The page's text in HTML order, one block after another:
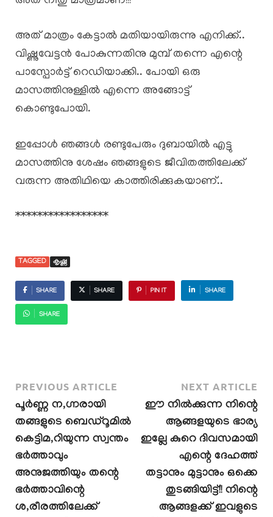
അത് മാത്രം കേട്ടാൽ മതിയായിരുന്നു എനിക്ക്..
വിഷ്ണുവേട്ടൻ പോകുന്നതിനു മുമ്പ് തന്നെ എന്റെ
പാസ്പോർട്ട് റെഡിയാക്കി.. പോയി ഒരു
മാസത്തിനുള്ളിൽ എന്നെ അങ്ങോട്ട്‌
കൊണ്ടുപോയി.
ഇപ്പോൾ ഞങ്ങൾ രണ്ടുപേരും ദുബായിൽ എട്ടു
മാസത്തിനു ശേഷം ഞങ്ങളുടെ ജീവിതത്തിലേക്ക്
വരുന്ന അതിഥിയെ കാത്തിരിക്കുകയാണ്..
*****************
TAGGED കൃഷ്ണ
SHARE SHARE PIN IT SHARE
SHARE
PREVIOUS ARTICLE
പൂർണ്ണ ന,ഗ്നരായി
തങ്ങളുടെ ബെഡ്റൂമിൽ
കെട്ടിമ,റിയുന്ന സ്വന്തം
ഭർത്താവും
അനുജത്തിയും തന്റെ
ഭർത്താവിന്റെ
ശ,രീരത്തിലേക്ക്
NEXT ARTICLE
ഈ നിൽക്കുന്ന നിന്റെ
ആങ്ങളയുടെ ഭാര്യ
ഇല്ലേ കുറെ ദിവസമായി
എന്റെ ദേഹത്ത്
തട്ടാനും മുട്ടാനും ഒക്കെ
തുടങ്ങിയിട്ട്!! നിന്റെ
ആങ്ങളക്ക് ഇവളുടെ